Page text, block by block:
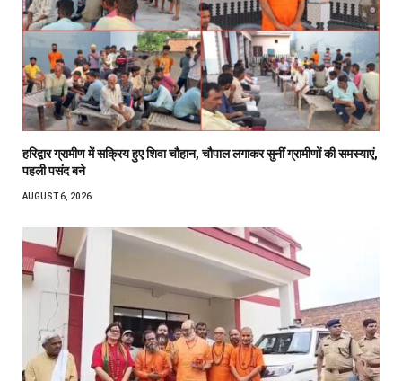
हरिद्वार ग्रामीण में सक्रिय हुए शिवा चौहान, चौपाल लगाकर सुनीं ग्रामीणों की समस्याएं,
पहली पसंद बने
AUGUST 6, 2026